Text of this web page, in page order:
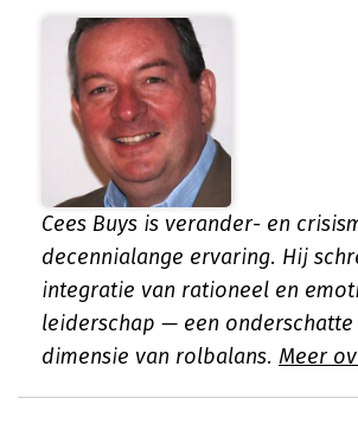
Cees Buys is verander- en
decennialange ervaring. Hij
integratie van rationeel en
leiderschap — een
dimensie van rolbalans. Meer